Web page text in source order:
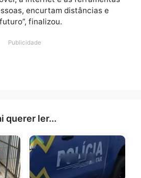
entre os parlamentares de
a universalização do
rural, como acesso à
seja não fique isolada, tenha
encurtam distâncias e
futuro”, finalizou.